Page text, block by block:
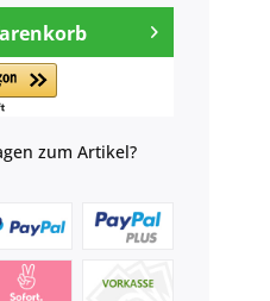
zum Artikel?